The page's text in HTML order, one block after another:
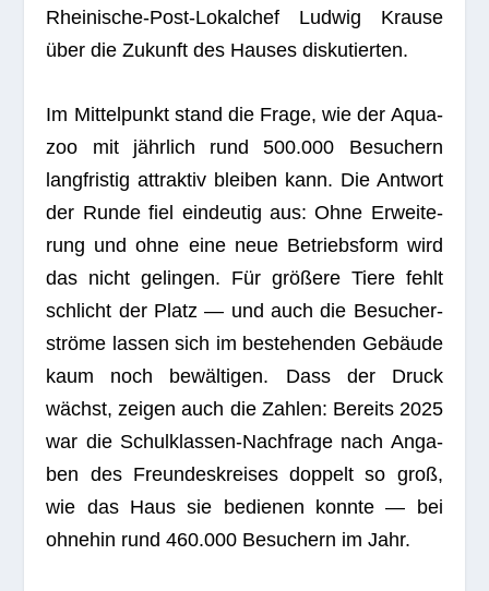
Rhei­ni­sche-Post-Lokal­chef Lud­wig Krause
über die Zukunft des Hau­ses diskutierten.
Im Mit­tel­punkt stand die Frage, wie der Aqua­
zoo mit jähr­lich rund 500.000 Besu­chern
lang­fris­tig attrak­tiv blei­ben kann. Die Ant­wort
der Runde fiel ein­deu­tig aus: Ohne Erwei­te­
rung und ohne eine neue Betriebs­form wird
das nicht gelin­gen. Für grö­ßere Tiere fehlt
schlicht der Platz — und auch die Besu­cher­
ströme las­sen sich im bestehen­den Gebäude
kaum noch bewäl­ti­gen. Dass der Druck
wächst, zei­gen auch die Zah­len: Bereits 2025
war die Schul­klas­sen-Nach­frage nach Anga­
ben des Freun­des­krei­ses dop­pelt so groß,
wie das Haus sie bedie­nen konnte — bei
ohne­hin rund 460.000 Besu­chern im Jahr.